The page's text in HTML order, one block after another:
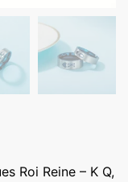
Roi Reine – K Q,